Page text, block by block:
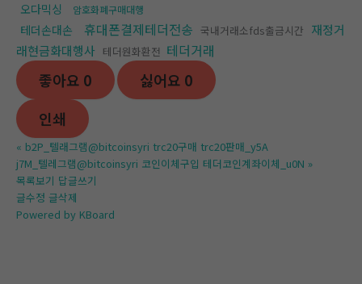
오다믹싱 암호화폐구매대행
테더손대손 휴대폰결제테더전송 국내거래소fds출금시간 재정거
래현금화대행사 테더원화환전 테더거래
좋아요 0 싫어요 0
인쇄
« b2P_텔래그램@bitcoinsyri trc20구매 trc20판매_y5A
j7M_텔레그램@bitcoinsyri 코인이체구입 테더코인계좌이체_u0N »
목록보기 답글쓰기
글수정 글삭제
Powered by KBoard